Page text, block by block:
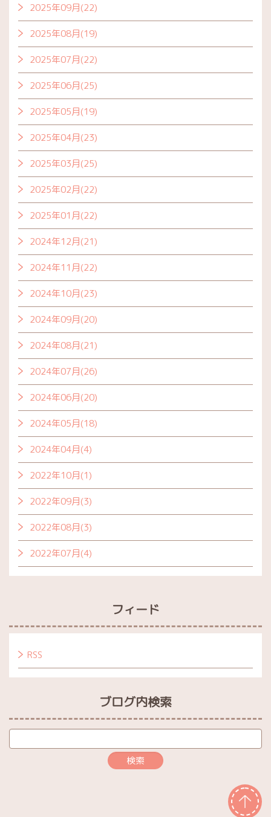
2025年09月(22)
2025年08月(19)
2025年07月(22)
2025年06月(25)
2025年05月(19)
2025年04月(23)
2025年03月(25)
2025年02月(22)
2025年01月(22)
2024年12月(21)
2024年11月(22)
2024年10月(23)
2024年09月(20)
2024年08月(21)
2024年07月(26)
2024年06月(20)
2024年05月(18)
2024年04月(4)
2022年10月(1)
2022年09月(3)
2022年08月(3)
2022年07月(4)
フィード
RSS
ブログ内検索